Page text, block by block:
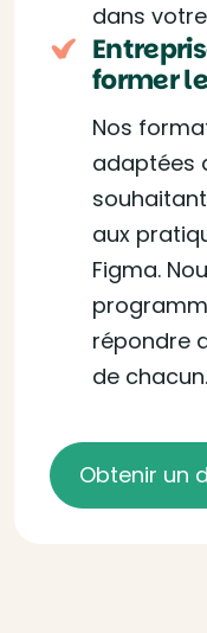
dans
former
Nos
adaptées
aux
Figma.
répondre
de chacun.
Obtenir un